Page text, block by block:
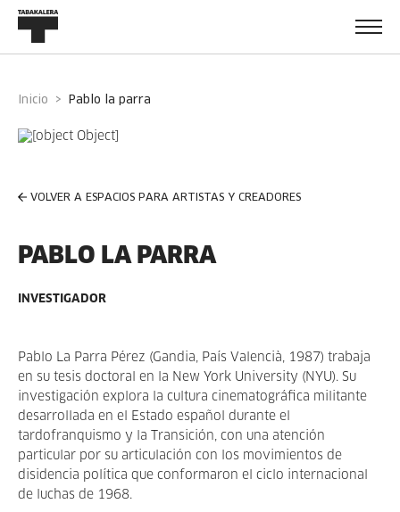
Inicio pablo la parra
VOLVER A ESPACIOS PARA ARTISTAS Y CREADORES
PABLO LA PARRA
INVESTIGADOR
Pablo La Parra Pérez (Gandia, País Valencià, 1987) trabaja
en su tesis doctoral en la New York University (NYU). Su
investigación explora la cultura cinematográfica militante
desarrollada en el Estado español durante el
tardofranquismo y la Transición, con una atención
particular por su articulación con los movimientos de
disidencia política que conformaron el ciclo internacional
de luchas de 1968.